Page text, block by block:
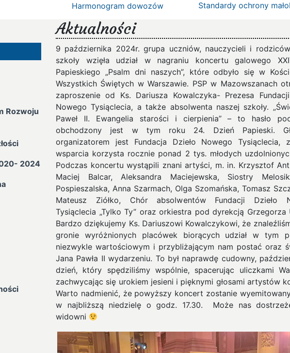
Harmonogram dowozów Standardy ochrony
Aktualności
Rozwoju
2024
9 października 2024r. grupa uczniów, nauczycieli i
szkoły wzięła udział w nagraniu koncertu galowego
Papieskiego „Psalm dni naszych”, które odbyło się w
Wszystkich Świętych w Warszawie. PSP w Mazowszanach
zaproszenie od Ks. Dariusza Kowalczyka- Prezesa Fundacji
Nowego Tysiąclecia, a także absolwenta naszej szkoły.
Paweł II. Ewangelia starości i cierpienia” – to hasło
obchodzony jest w tym roku 24. Dzień Papieski.
organizatorem jest Fundacja Dzieło Nowego Tysiąclecia,
wsparcia korzysta rocznie ponad 2 tys. młodych
Podczas koncertu wystąpili znani artyści, m. in. Krzysztof
Maciej Balcar, Aleksandra Maciejewska, Siostry
Pospieszalska, Anna Szarmach, Olga Szomańska, Tomasz
Mateusz Ziółko, Chór absolwentów Fundacji Dzieło
Tysiąclecia „Tylko Ty” oraz orkiestra pod dyrekcją Grzegorza
Bardzo dziękujemy Ks. Dariuszowi Kowalczykowi, że
gronie wyróżnionych placówek biorących udział w tym
niezwykle wartościowym i przybliżającym nam postać oraz
Jana Pawła II wydarzeniu. To był naprawdę cudowny,
dzień, który spędziliśmy wspólnie, spacerując uliczkami
zachwycając się urokiem jesieni i pięknymi głosami artystów
Warto nadmienić, że powyższy koncert zostanie
w najbliższą niedzielę o godz. 17.30. Może nas
widowni